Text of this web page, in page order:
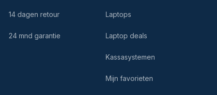
14 dagen retour
24 mnd garantie
Laptops
Laptop deals
Kassasystemen
Mijn favorieten